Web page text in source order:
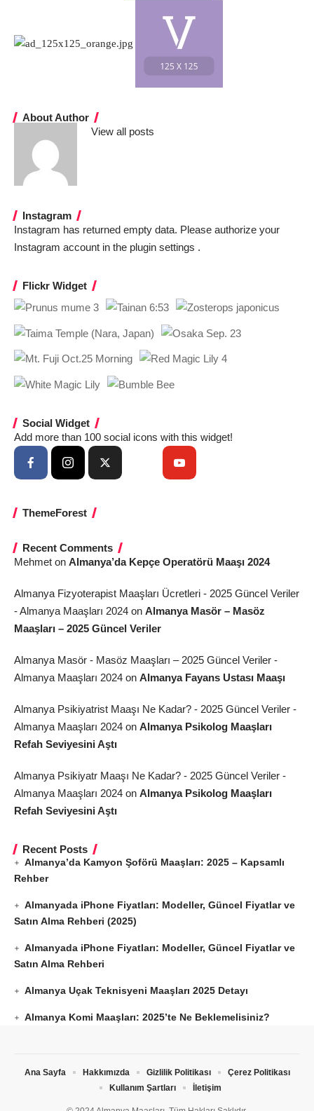
About Author
View all posts
Instagram
Instagram has returned empty data. Please authorize your
Instagram account in the plugin settings .
Flickr Widget
Social Widget
Add more than 100 social icons with this widget!
ThemeForest
Recent Comments
Mehmet on Almanya’da Kepçe Operatörü Maaşı 2024
Almanya Fizyoterapist Maaşları Ücretleri - 2025 Güncel Veriler
- Almanya Maaşları 2024 on Almanya Masör – Masöz
Maaşları – 2025 Güncel Veriler
Almanya Masör - Masöz Maaşları – 2025 Güncel Veriler -
Almanya Maaşları 2024 on Almanya Fayans Ustası Maaşı
Almanya Psikiyatrist Maaşı Ne Kadar? - 2025 Güncel Veriler -
Almanya Maaşları 2024 on Almanya Psikolog Maaşları
Refah Seviyesini Aştı
Almanya Psikiyatr Maaşı Ne Kadar? - 2025 Güncel Veriler -
Almanya Maaşları 2024 on Almanya Psikolog Maaşları
Refah Seviyesini Aştı
Recent Posts
Almanya’da Kamyon Şoförü Maaşları: 2025 – Kapsamlı
Rehber
Almanyada iPhone Fiyatları: Modeller, Güncel Fiyatlar ve
Satın Alma Rehberi (2025)
Almanyada iPhone Fiyatları: Modeller, Güncel Fiyatlar ve
Satın Alma Rehberi
Almanya Uçak Teknisyeni Maaşları 2025 Detayı
Almanya Komi Maaşları: 2025’te Ne Beklemelisiniz?
Ana Sayfa Hakkımızda Gizlilik Politikası
Çerez Politikası
Kullanım Şartları
İletişim